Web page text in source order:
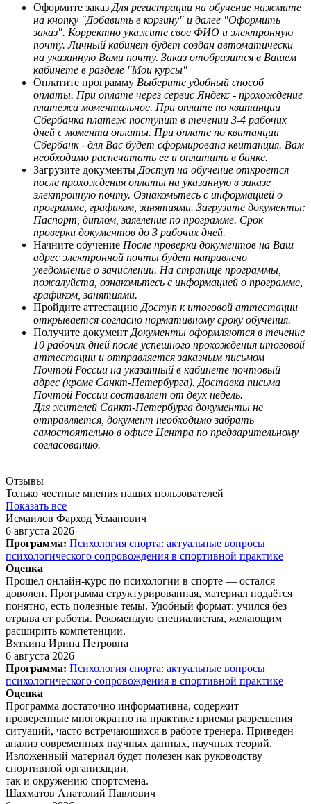
Оформите заказ Для регистрации на обучение нажмите
на кнопку "Добавить в корзину" и далее "Оформить
заказ". Корректно укажите свое ФИО и электронную
почту. Личный кабинет будет создан автоматически
на указанную Вами почту. Заказ отобразится в Вашем
кабинете в разделе "Мои курсы"
Оплатите программу Выберите удобный способ
оплаты. При оплате через сервис Яндекс - прохождение
платежа моментальное. При оплате по квитанции
Сбербанка платеж поступит в течении 3-4 рабочих
дней с момента оплаты. При оплате по квитанции
Сбербанк - для Вас будет сформирована квитанция. Вам
необходимо распечатать ее и оплатить в банке.
Загрузите документы Доступ на обучение откроется
после прохождения оплаты на указанную в заказе
электронную почту. Ознакомьтесь с информацией о
программе, графиком, занятиями. Загрузите документы:
Паспорт, диплом, заявление по программе. Срок
проверки документов до 3 рабочих дней.
Начните обучение После проверки документов на Ваш
адрес электронной почты будет направлено
уведомление о зачислении. На странице программы,
пожалуйста, ознакомьтесь с информацией о программе,
графиком, занятиями.
Пройдите аттестацию Доступ к итоговой аттестации
открывается согласно нормативному сроку обучения.
Получите документ Документы оформляются в течение
10 рабочих дней после успешного прохождения итоговой
аттестации и отправляется заказным письмом
Почтой России на указанный в кабинете почтовый
адрес (кроме Санкт-Петербурга). Доставка письма
Почтой России составляет от двух недель.
Для жителей Санкт-Петербурга документы не
отправляется, документ необходимо забрать
самостоятельно в офисе Центра по предварительному
согласованию.
Отзывы
Только честные мнения наших пользователей
Показать все
Исмаилов Фарход Усманович
6 августа 2026
Программа: Психология спорта: актуальные вопросы
психологического сопровождения в спортивной практике
Оценка
Прошёл онлайн‑курс по психологии в спорте — остался
доволен. Программа структурированная, материал подаётся
понятно, есть полезные темы. Удобный формат: учился без
отрыва от работы. Рекомендую специалистам, желающим
расширить компетенции.
Вяткина Ирина Петровна
6 августа 2026
Программа: Психология спорта: актуальные вопросы
психологического сопровождения в спортивной практике
Оценка
Программа достаточно информативна, содержит
проверенные многократно на практике приемы разрешения
ситуаций, часто встречающихся в работе тренера. Приведен
анализ современных научных данных, научных теорий.
Изложенный материал будет полезен как руководству
спортивной организации,
так и окружению спортсмена.
Шахматов Анатолий Павлович